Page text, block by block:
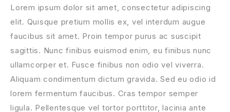
Lorem ipsum dolor sit amet, consectetur adipiscing
elit. Quisque pretium mollis ex, vel interdum augue
faucibus sit amet. Proin tempor purus ac suscipit
sagittis. Nunc finibus euismod enim, eu finibus nunc
ullamcorper et. Fusce finibus non odio vel viverra.
Aliquam condimentum dictum gravida. Sed eu odio id
lorem fermentum faucibus. Cras tempor semper
ligula. Pellentesque vel tortor porttitor, lacinia ante